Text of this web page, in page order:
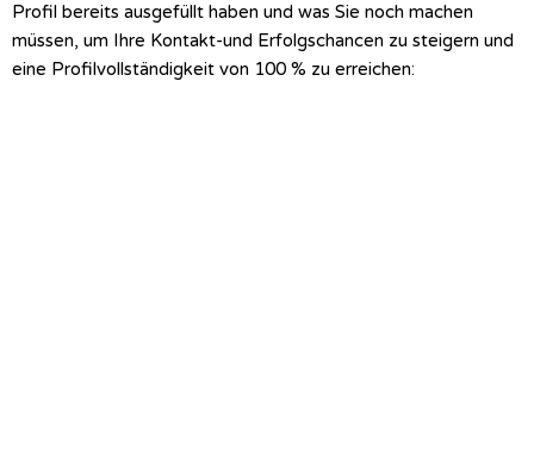
Profil bereits ausgefüllt haben und was Sie noch machen
müssen, um Ihre Kontakt-und Erfolgschancen zu steigern und
eine Profilvollständigkeit von 100 % zu erreichen: